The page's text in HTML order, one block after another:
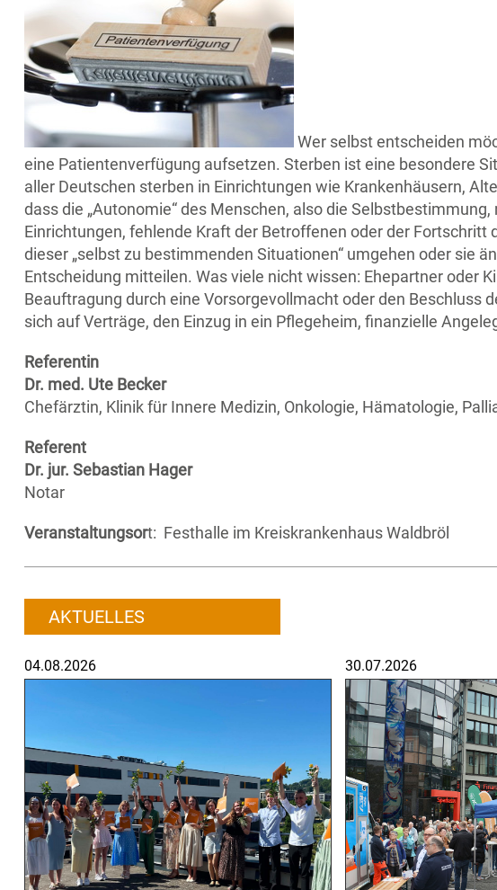
Wer selbst entscheiden
eine Patientenverfügung aufsetzen. Sterben ist eine besondere
aller Deutschen sterben in Einrichtungen wie Krankenhäusern,
dass die „Autonomie“ des Menschen, also die
Einrichtungen, fehlende Kraft der Betroffenen oder der
dieser „selbst zu bestimmenden Situationen“ umgehen oder sie
Entscheidung mitteilen. Was viele nicht wissen: Ehepartner oder
Beauftragung durch eine Vorsorgevollmacht oder den Beschluss
sich auf Verträge, den Einzug in ein Pflegeheim, finanzielle
Referentin
Dr. med. Ute Becker
Chefärztin, Klinik für Innere Medizin, Onkologie, Hämatologie,
Referent
Dr. jur. Sebastian Hager
Notar
Veranstaltungsort: Festhalle im Kreiskrankenhaus Waldbröl
AKTUELLES
04.08.2026 30.07.2026